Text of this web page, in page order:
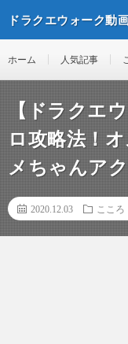
ドラクエウォーク動
ホーム 人気記事
【ドラクエ
ロ攻略法！
メちゃんア
2020.12.03 こころ